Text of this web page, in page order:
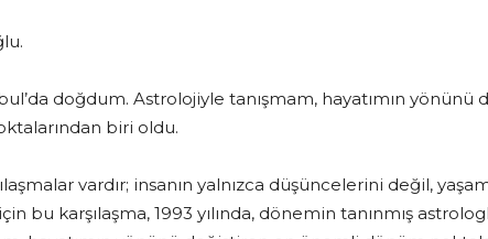
doğdum. Astrolojiyle tanışmam, hayatımın yönünü
biri oldu.
vardır; insanın yalnızca düşüncelerini değil,
bu karşılaşma, 1993 yılında, dönemin tanınmış